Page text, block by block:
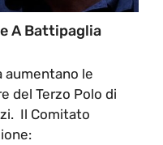
A Battipaglia
aumentano le
del Terzo Polo di
Il Comitato